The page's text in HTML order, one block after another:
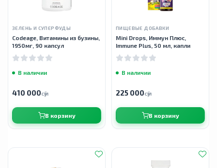
ЗЕЛЕНЬ И СУПЕРФУДЫ
Codeage, Витамины из бузины,
1950мг, 90 капсул
В наличии
410 000сӯм
В корзину
ПИЩЕВЫЕ ДОБАВКИ
Mini Drops, Иммун Плюс,
Immune Plus, 50 мл, капли
В наличии
225 000сӯм
В корзину